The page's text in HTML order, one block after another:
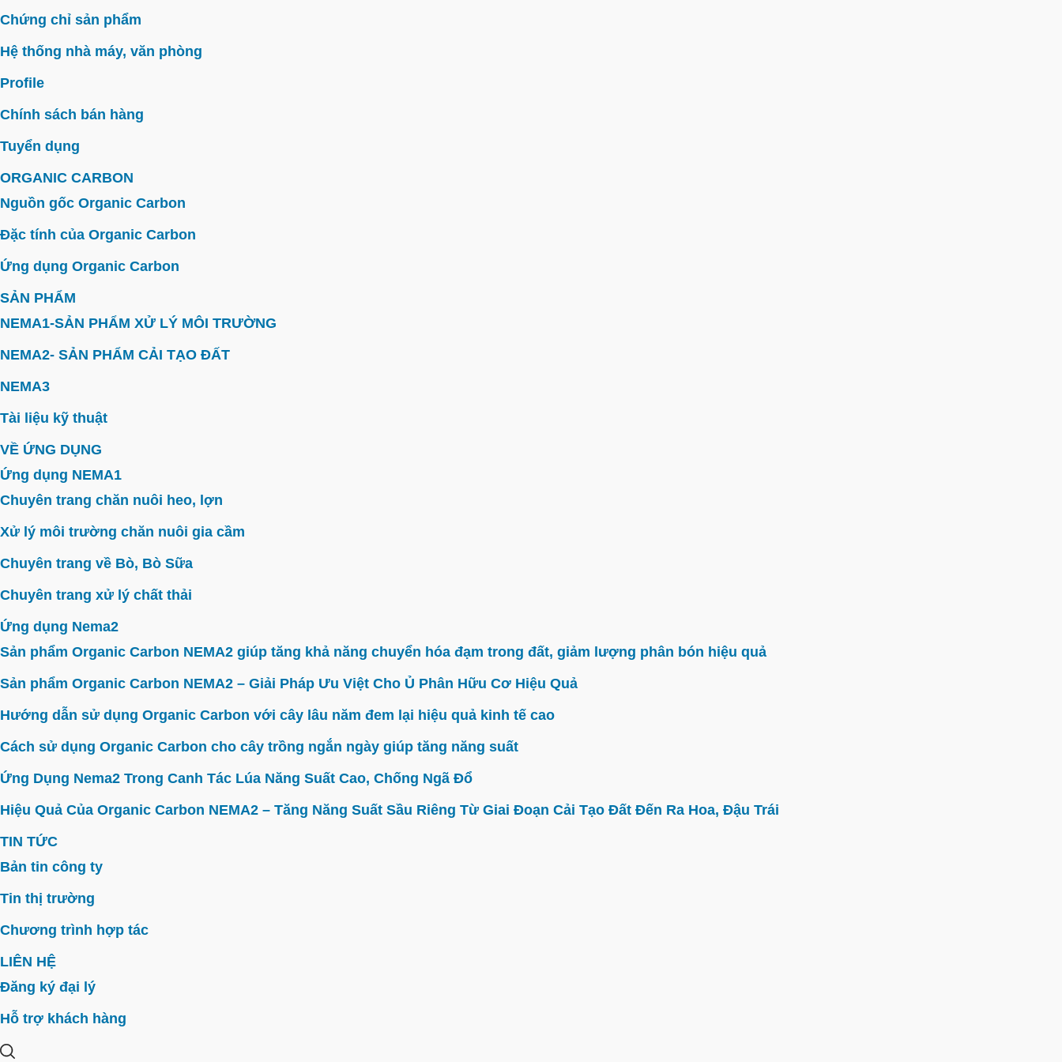
Chứng chỉ sản phẩm
Hệ thống nhà máy, văn phòng
Profile
Chính sách bán hàng
Tuyển dụng
ORGANIC CARBON
Nguồn gốc Organic Carbon
Đặc tính của Organic Carbon
Ứng dụng Organic Carbon
SẢN PHẨM
NEMA1-SẢN PHẨM XỬ LÝ MÔI TRƯỜNG
NEMA2- SẢN PHẨM CẢI TẠO ĐẤT
NEMA3
Tài liệu kỹ thuật
VỀ ỨNG DỤNG
Ứng dụng NEMA1
Chuyên trang chăn nuôi heo, lợn
Xử lý môi trường chăn nuôi gia cầm
Chuyên trang về Bò, Bò Sữa
Chuyên trang xử lý chất thải
Ứng dụng Nema2
Sản phẩm Organic Carbon NEMA2 giúp tăng khả năng chuyển hóa đạm trong đất, giảm lượng phân bón hiệu quả
Sản phẩm Organic Carbon NEMA2 – Giải Pháp Ưu Việt Cho Ủ Phân Hữu Cơ Hiệu Quả
Hướng dẫn sử dụng Organic Carbon với cây lâu năm đem lại hiệu quả kinh tế cao
Cách sử dụng Organic Carbon cho cây trồng ngắn ngày giúp tăng năng suất
Ứng Dụng Nema2 Trong Canh Tác Lúa Năng Suất Cao, Chống Ngã Đổ
Hiệu Quả Của Organic Carbon NEMA2 – Tăng Năng Suất Sầu Riêng Từ Giai Đoạn Cải Tạo Đất Đến Ra Hoa, Đậu Trái
TIN TỨC
Bản tin công ty
Tin thị trường
Chương trình hợp tác
LIÊN HỆ
Đăng ký đại lý
Hỗ trợ khách hàng